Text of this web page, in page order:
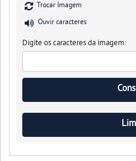
Trocar Imagem
Ouvir caracteres
Digite os caracteres da imagem: